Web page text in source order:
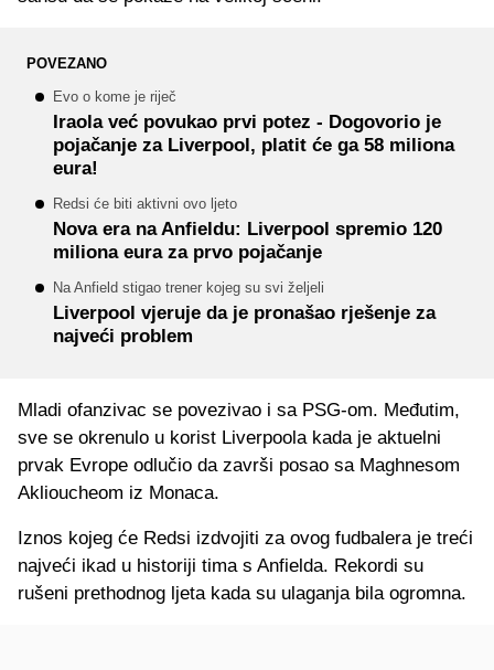
POVEZANO
Evo o kome je riječ
Iraola već povukao prvi potez - Dogovorio je
pojačanje za Liverpool, platit će ga 58 miliona
eura!
Redsi će biti aktivni ovo ljeto
Nova era na Anfieldu: Liverpool spremio 120
miliona eura za prvo pojačanje
Na Anfield stigao trener kojeg su svi željeli
Liverpool vjeruje da je pronašao rješenje za
najveći problem
Mladi ofanzivac se povezivao i sa PSG-om. Međutim,
sve se okrenulo u korist Liverpoola kada je aktuelni
prvak Evrope odlučio da završi posao sa Maghnesom
Aklioucheom iz Monaca.
Iznos kojeg će Redsi izdvojiti za ovog fudbalera je treći
najveći ikad u historiji tima s Anfielda. Rekordi su
rušeni prethodnog ljeta kada su ulaganja bila ogromna.